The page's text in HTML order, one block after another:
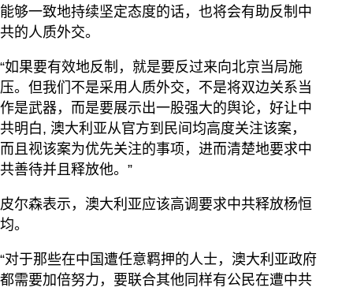
能够一致地持续坚定态度的话，也将会有助反制中
共的人质外交。
“如果要有效地反制，就是要反过来向北京当局施
压。但我们不是采用人质外交，不是将双边关系当
作是武器，而是要展示出一股强大的舆论，好让中
共明白, 澳大利亚从官方到民间均高度关注该案，
而且视该案为优先关注的事项，进而清楚地要求中
共善待并且释放他。”
皮尔森表示，澳大利亚应该高调要求中共释放杨恒
均。
“对于那些在中国遭任意羁押的人士，澳大利亚政府
都需要加倍努力，要联合其他同样有公民在遭中共